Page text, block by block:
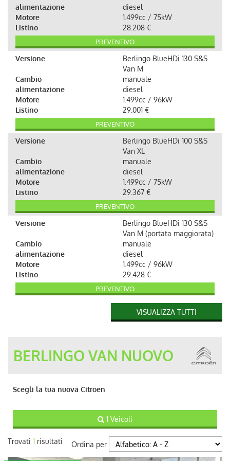
alimentazione
diesel
Motore
1.499cc / 75kW
Listino
28.208 €
PREVENTIVO
Versione
Berlingo BlueHDi 130 S&S
Van M
Cambio
manuale
alimentazione
diesel
Motore
1.499cc / 96kW
Listino
29.001 €
PREVENTIVO
Versione
Berlingo BlueHDi 100 S&S
Van XL
Cambio
manuale
alimentazione
diesel
Motore
1.499cc / 75kW
Listino
29.367 €
PREVENTIVO
Versione
Berlingo BlueHDi 130 S&S
Van M (portata maggiorata)
Cambio
manuale
alimentazione
diesel
Motore
1.499cc / 96kW
Listino
29.428 €
PREVENTIVO
Berlingo BlueHDi 130 S&S
Van XL
Listino
30.587 €
Versione
cambio
Sequenziale
diesel
Motore
1.499cc / 96kW
Listino
30.709 €
PREVENTIVO
VISUALIZZA TUTTI
BERLINGO VAN NUOVO
Scegli la tua nuova Citroen
1 Veicoli
Trovati 1 risultati Ordina per